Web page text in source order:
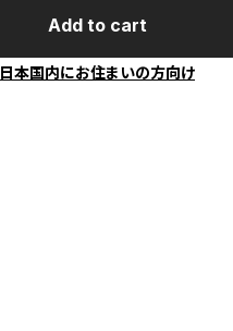
Add to cart
日本国内にお住まいの方向け